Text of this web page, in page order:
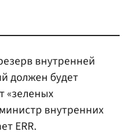
внутренней
должен будет
«зеленых
внутренних
ERR.